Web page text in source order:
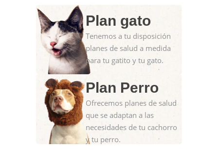
Plan gato
Tenemos a tu disposición
planes de salud a medida
para tu gatito y tu gato.
Plan Perro
Ofrecemos planes de salud
que se adaptan a las
necesidades de tu cachorro
y tu perro.